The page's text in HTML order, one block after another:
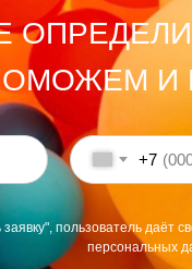
И
+7
пользователь даёт
персональных